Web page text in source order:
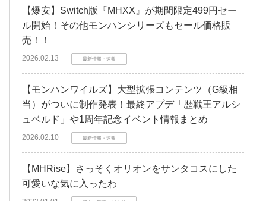
【爆安】Switch版『MHXX』が期間限定499円セー
ル開始！その他モンハンシリーズもセール価格販
売！！
2026.02.13 最新情報・速報
【モンハンワイルズ】大型拡張コンテンツ（G級相
当）がついに制作発表！最終アプデ「歴戦王アルシ
ュベルド」や1周年記念イベント情報まとめ
2026.02.10 最新情報・速報
【MHRise】さっそくオリオンをサンタコスにした
可愛いな気に入ったわ